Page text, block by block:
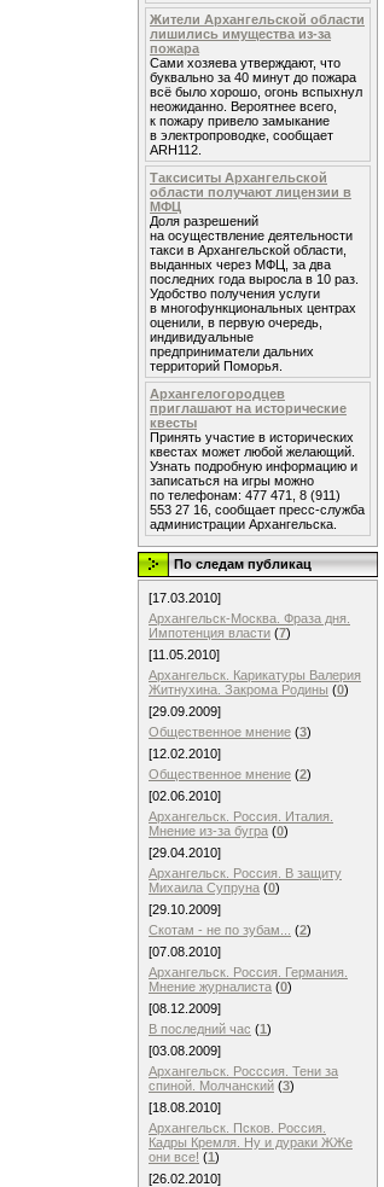
Жители Архангельской области
лишились имущества из-за
пожара
Сами хозяева утверждают, что
буквально за 40 минут до пожара
всё было хорошо, огонь вспыхнул
неожиданно. Вероятнее всего,
к пожару привело замыкание
в электропроводке, сообщает
ARH112.
Таксиситы Архангельской
области получают лицензии в
МФЦ
Доля разрешений
на осуществление деятельности
такси в Архангельской области,
выданных через МФЦ, за два
последних года выросла в 10 раз.
Удобство получения услуги
в многофункциональных центрах
оценили, в первую очередь,
индивидуальные
предприниматели дальних
территорий Поморья.
Архангелогородцев
приглашают на исторические
квесты
Принять участие в исторических
квестах может любой желающий.
Узнать подробную информацию и
записаться на игры можно
по телефонам: 477 471, 8 (911)
553 27 16, сообщает пресс-служба
администрации Архангельска.
По следам публикац
[17.03.2010]
Архангельск-Москва. Фраза дня.
Импотенция власти (7)
[11.05.2010]
Архангельск. Карикатуры Валерия
Житнухина. Закрома Родины (0)
[29.09.2009]
Общественное мнение (3)
[12.02.2010]
Общественное мнение (2)
[02.06.2010]
Архангельск. Россия. Италия.
Мнение из-за бугра (0)
[29.04.2010]
Архангельск. Россия. В защиту
Михаила Супруна (0)
[29.10.2009]
Скотам - не по зубам...
(2)
[07.08.2010]
Архангельск. Россия. Германия.
Мнение журналиста (0)
[08.12.2009]
В последний час (1)
[03.08.2009]
Архангельск. Росссия. Тени за
спиной. Молчанский (3)
[18.08.2010]
Архангельск. Псков. Россия.
Кадры Кремля. Ну и дураки ЖЖе
они все! (1)
[26.02.2010]